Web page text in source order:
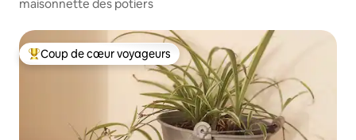
maisonnette des potiers
Coup de cœur voyageurs parmi les plus aimés
Coup de cœur voyageurs